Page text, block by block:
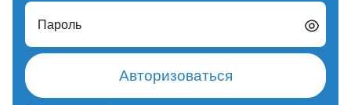
Пароль
Авторизоваться